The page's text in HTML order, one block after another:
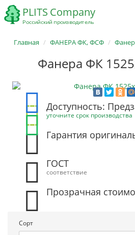
Главная ФАНЕРА ФК, ФСФ
Фанера ФК
Доступность:
уточните срок производства
Гарантия
ГОСТ
соответствие
Прозрачная
Сорт